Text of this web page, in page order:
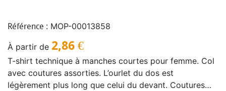
Référence : MOP-00013858
À partir de 2,86 €
T-shirt technique à manches courtes pour femme. Col
avec coutures assorties. L’ourlet du dos est
légèrement plus long que celui du devant. Coutures